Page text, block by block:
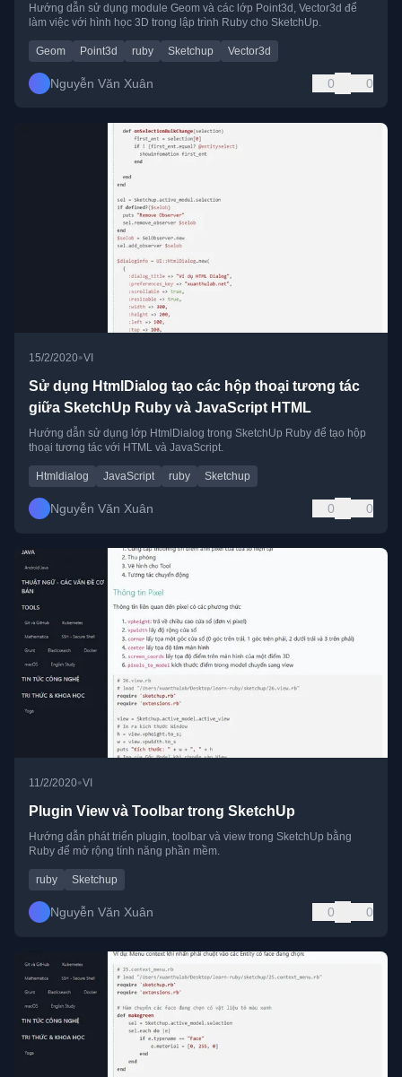
Hướng dẫn sử dụng module Geom và các lớp Point3d, Vector3d để
làm việc với hình học 3D trong lập trình Ruby cho SketchUp.
Geom Point3d ruby Sketchup Vector3d
Nguyễn Văn Xuân 0 0
15/2/2020•VI
Sử dụng HtmlDialog tạo các hộp thoại tương tác
giữa SketchUp Ruby và JavaScript HTML
Hướng dẫn sử dụng lớp HtmlDialog trong SketchUp Ruby để tạo hộp
thoại tương tác với HTML và JavaScript.
Htmldialog JavaScript ruby Sketchup
Nguyễn Văn Xuân 0 0
11/2/2020•VI
Plugin View và Toolbar trong SketchUp
Hướng dẫn phát triển plugin, toolbar và view trong SketchUp bằng
Ruby để mở rộng tính năng phần mềm.
ruby Sketchup
Nguyễn Văn Xuân 0 0